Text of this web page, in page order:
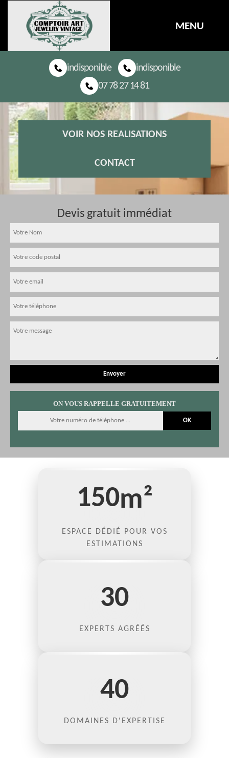
MENU
indisponible
indisponible
07 78 27 14 81
VOIR NOS REALISATIONS
CONTACT
Devis gratuit immédiat
ON VOUS RAPPELLE GRATUITEMENT
150m²
ESPACE DÉDIÉ POUR VOS
ESTIMATIONS
30
EXPERTS AGRÉÉS
40
DOMAINES D'EXPERTISE